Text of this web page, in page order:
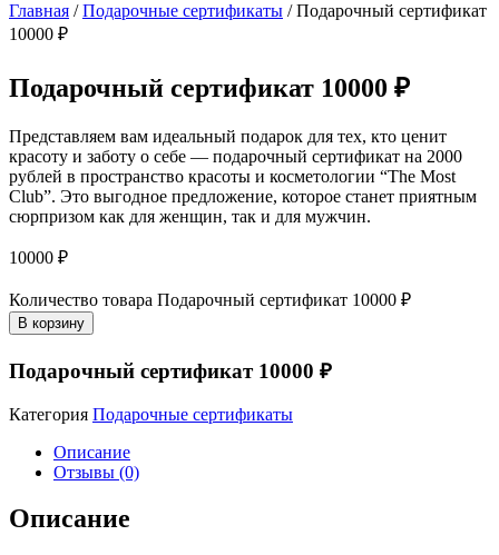
Главная /Подарочные сертификаты / Подарочный сертификат
10000 ₽
Подарочный сертификат 10000 ₽
Представляем вам идеальный подарок для тех, кто ценит
красоту и заботу о себе — подарочный сертификат на 2000
рублей в пространство красоты и косметологии “The Most
Club”. Это выгодное предложение, которое станет приятным
сюрпризом как для женщин, так и для мужчин.
10000 ₽
Количество товара Подарочный сертификат 10000 ₽
В корзину
Подарочный сертификат 10000 ₽
Категория Подарочные сертификаты
Описание
Отзывы (0)
Описание